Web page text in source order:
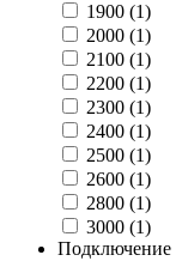
1900 (1)
2000 (1)
2100 (1)
2200 (1)
2300 (1)
2400 (1)
2500 (1)
2600 (1)
2800 (1)
3000 (1)
Подключение